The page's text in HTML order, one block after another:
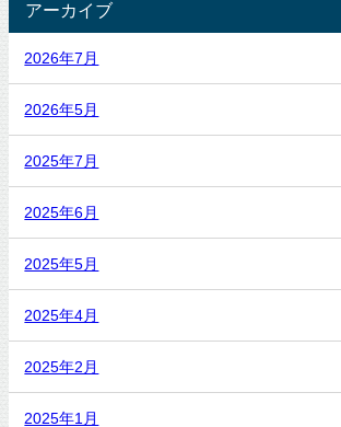
アーカイブ
2026年7月
2026年5月
2025年7月
2025年6月
2025年5月
2025年4月
2025年2月
2025年1月